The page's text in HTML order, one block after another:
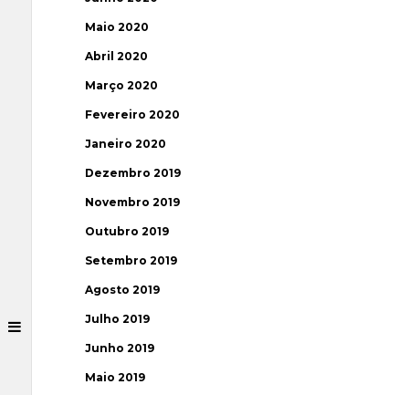
Maio 2020
Abril 2020
Março 2020
Fevereiro 2020
Janeiro 2020
Dezembro 2019
Novembro 2019
Outubro 2019
Setembro 2019
Agosto 2019
Julho 2019
Junho 2019
Maio 2019